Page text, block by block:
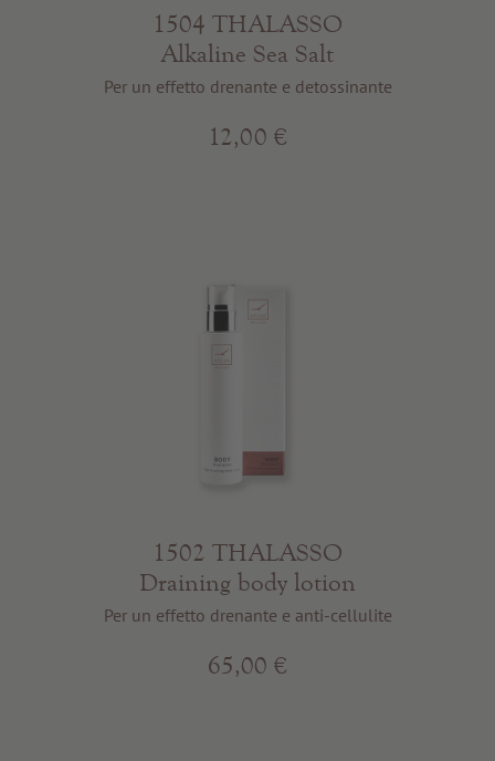
1504 THALASSO
Alkaline Sea Salt
Per un effetto drenante e detossinante
12,00 €
1502 THALASSO
Draining body lotion
Per un effetto drenante e anti-cellulite
65,00 €